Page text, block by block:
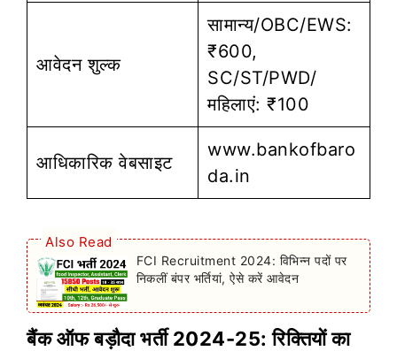
आवेदन शुल्क
सामान्य/OBC/EWS:
₹600,
SC/ST/PWD/
महिलाएं: ₹100
आधिकारिक वेबसाइट
www.bankofbaro
da.in
Also Read
FCI Recruitment 2024: विभिन्न पदों पर
निकलीं बंपर भर्तियां, ऐसे करें आवेदन
बैंक ऑफ बड़ौदा भर्ती 2024-25: रिक्तियों का